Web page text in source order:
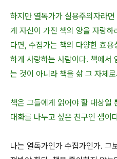
하지만 열독가가 실용주의자라
게 자신이 가진 책의 양을 자랑
다면, 수집가는 책의 다양한 효
하게 사랑하는 사람이다. 책에서
는 것이 아니라 책을 삶 그 자체
책은 그들에게 읽어야 할 대상일
대화를 나누고 싶은 친구인 셈이
나는 열독가인가 수집가인가. 그